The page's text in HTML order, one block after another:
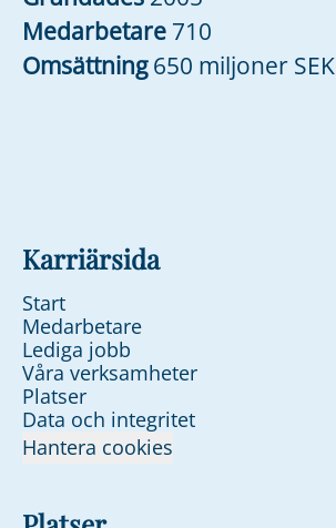
Medarbetare 710
Omsättning650 miljoner SEK
Karriärsida
Start
Medarbetare
Lediga jobb
Våra verksamheter
Platser
Data och integritet
Hantera cookies